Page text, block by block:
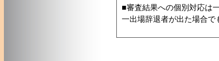
■審査結果への個別対応は
一出場辞退者が出た場合